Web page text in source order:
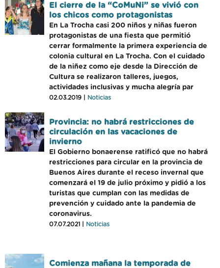
El cierre de la “CoMuNi” se vivió con
los chicos como protagonistas
En La Trocha casi 200 niños y niñas fueron
protagonistas de una fiesta que permitió
cerrar formalmente la primera experiencia de
colonia cultural en La Trocha. Con el cuidado
de la niñez como eje desde la Dirección de
Cultura se realizaron talleres, juegos,
actividades inclusivas y mucha alegría par
02.03.2019 | Noticias
Provincia: no habrá restricciones de
circulación en las vacaciones de
invierno
El Gobierno bonaerense ratificó que no habrá
restricciones para circular en la provincia de
Buenos Aires durante el receso invernal que
comenzará el 19 de julio próximo y pidió a los
turistas que cumplan con las medidas de
prevención y cuidado ante la pandemia de
coronavirus.
07.07.2021 | Noticias
Comienza mañana la temporada de